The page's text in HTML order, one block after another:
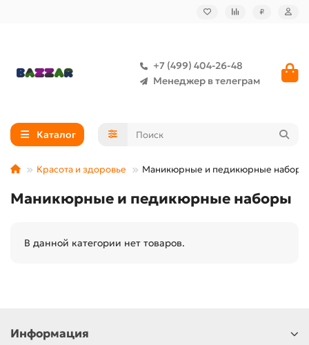
₽
+7 (499) 404-26-48
Менеджер в телеграм
Каталог
Красота и здоровье Маникюрные и педикюрные наборы
Маникюрные и педикюрные наборы
В данной категории нет товаров.
Информация